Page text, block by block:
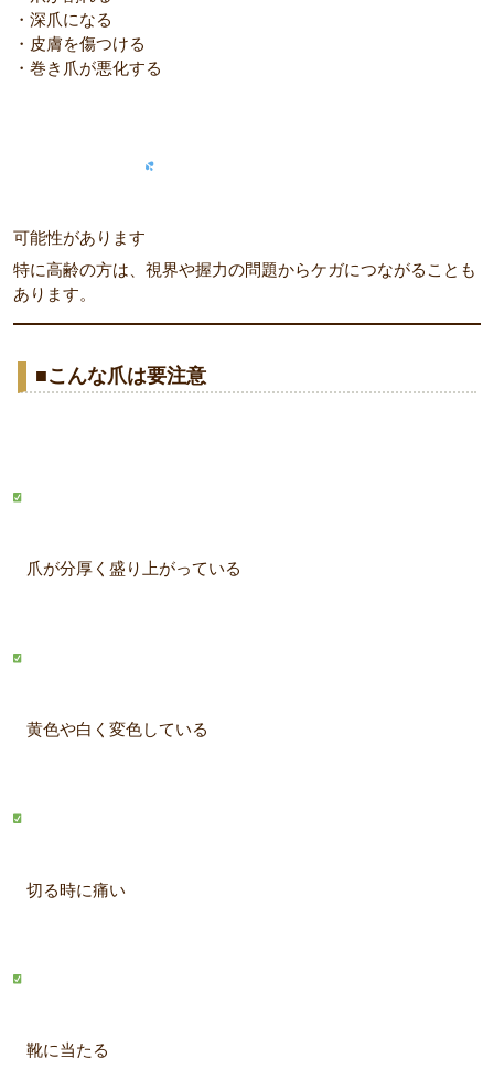
・深爪になる
・皮膚を傷つける
・巻き爪が悪化する
可能性があります
特に高齢の方は、視界や握力の問題からケガにつながることも
あります。
■こんな爪は要注意
爪が分厚く盛り上がっている
黄色や白く変色している
切る時に痛い
靴に当たる